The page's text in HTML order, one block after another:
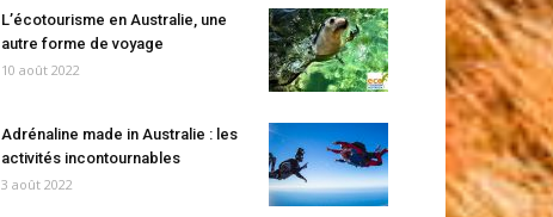
L’écotourisme en Australie, une
autre forme de voyage
10 août 2022
Adrénaline made in Australie : les
activités incontournables
3 août 2022